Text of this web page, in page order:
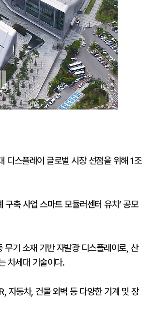
디스플레이 글로벌 시장 선점을 위해 1조
축 사업 스마트 모듈러센터 유치’ 공모
기 소재 기반 자발광 디스플레이로, 산
차세대 기술이다.
자동차, 건물 외벽 등 다양한 기계 및 장